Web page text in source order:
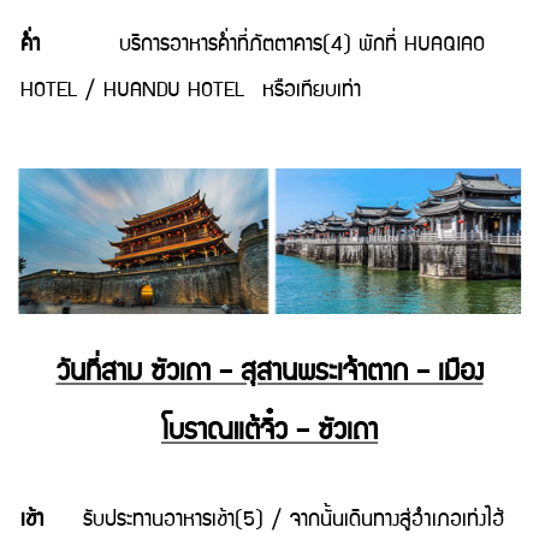
ค่ำ
บริการอาหารค่ำที่ภัตตาคาร(4) พักที่ HUAQIAO
HOTEL / HUANDU HOTEL หรือเทียบเท่า
วันที่สาม ซัวเถา – สุสานพระเจ้าตาก – เมือง
โบราณแต้จิ๋ว – ซัวเถา
เช้ารับประทานอาหารเช้า(5) / จากนั้นเดินทางสู่อำเภอเท่งไฮ้